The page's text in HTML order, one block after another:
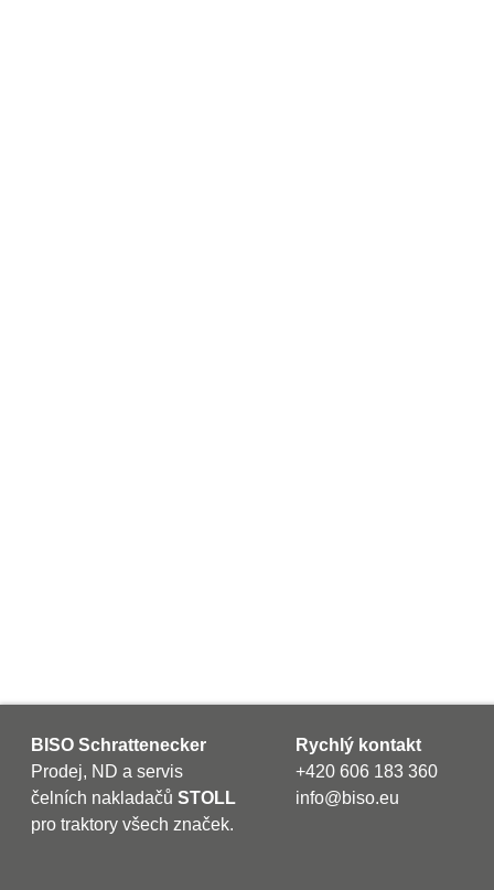
BISO Schrattenecker
Prodej, ND a servis
čelních nakladačů STOLL
pro traktory všech značek.
Rychlý kontakt
+420 606 183 360
info@biso.eu